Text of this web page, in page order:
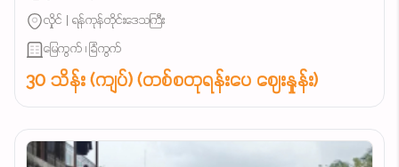
လှိုင် | ရန်ကုန်တိုင်းဒေသကြီး
မြေကွက် ၊ ခြံကွက်
30 သိန်း (ကျပ်) (တစ်စတုရန်းပေ ဈေးနှုန်း)